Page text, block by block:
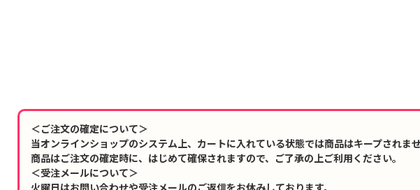
＜ご注文の確定について＞
当オンラインショップのシステム上、カートに入れている状態では商品はキープされませ
商品はご注文の確定時に、はじめて確保されますので、ご了承の上ご利用ください。
＜受注メールについて＞